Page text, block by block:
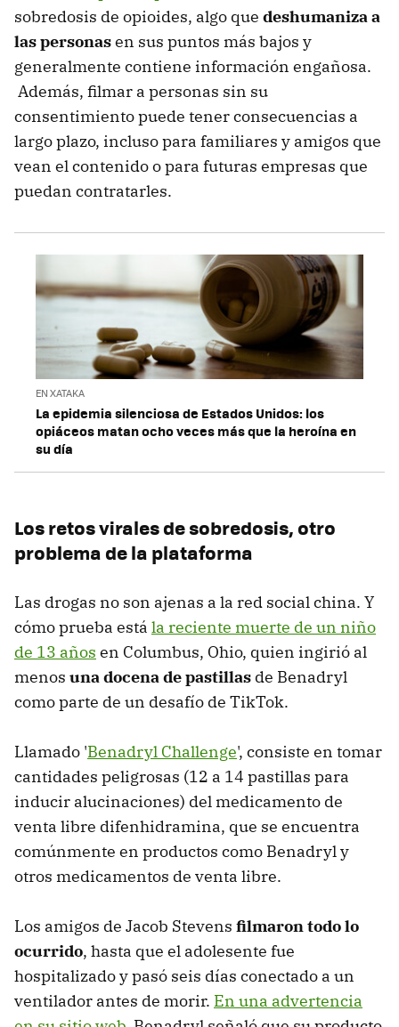
sobredosis de opioides, algo que deshumaniza a
las personasen sus puntos más bajos y
generalmente contiene información engañosa.
Además, filmar a personas sin su
consentimiento puede tener consecuencias a
largo plazo, incluso para familiares y amigos que
vean el contenido o para futuras empresas que
puedan contratarles.
EN XATAKA
La epidemia silenciosa de Estados Unidos: los
opiáceos matan ocho veces más que la heroína en
su día
Los retos virales de sobredosis, otro
problema de la plataforma
Las drogas no son ajenas a la red social china. Y
cómo prueba está la reciente muerte de un niño
de 13 años en Columbus, Ohio, quien ingirió al
menos una docena de pastillas de Benadryl
como parte de un desafío de TikTok.
Llamado 'Benadryl Challenge', consiste en tomar
cantidades peligrosas (12 a 14 pastillas para
inducir alucinaciones) del medicamento de
venta libre difenhidramina, que se encuentra
comúnmente en productos como Benadryl y
otros medicamentos de venta libre.
Los amigos de Jacob Stevens filmaron todo lo
ocurrido, hasta que el adolesente fue
hospitalizado y pasó seis días conectado a un
ventilador antes de morir. En una advertencia